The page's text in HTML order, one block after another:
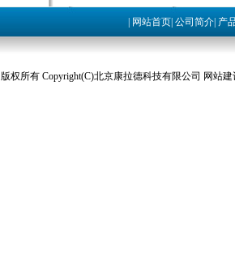
网站首页| 公司简介| 产
版权所有 Copyright(C)北京康拉德科技有限公司 网站建